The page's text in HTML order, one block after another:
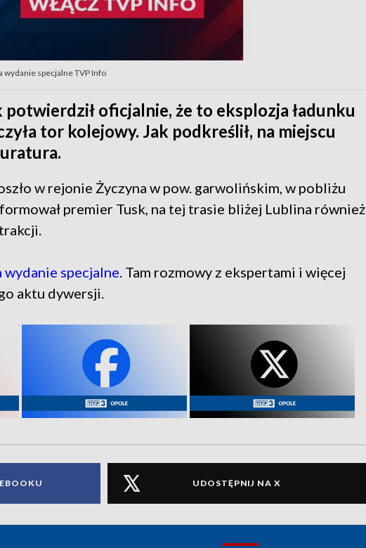
wydanie specjalne TVP Info
oficjalnie, że to eksplozja ładunku
tor kolejowy. Jak podkreślił, na miejscu
w rejonie Życzyna w pow. garwolińskim, w pobliżu
premier Tusk, na tej trasie bliżej Lublina również
specjalne. Tam rozmowy z ekspertami i więcej
aktu dywersji.
UDOSTĘPNIJ NA X